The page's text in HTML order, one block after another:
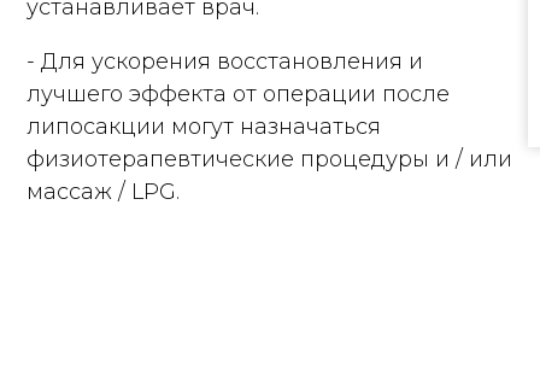
устанавливает врач.
- Для ускорения восстановления и
лучшего эффекта от операции после
липосакции могут назначаться
физиотерапевтические процедуры и / или
массаж / LPG.